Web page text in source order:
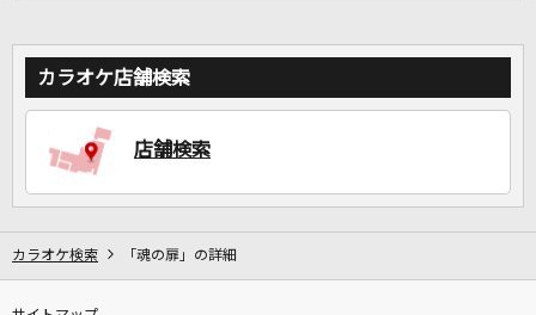
カラオケ店舗検索
店舗検索
カラオケ検索 「魂の扉」の詳細